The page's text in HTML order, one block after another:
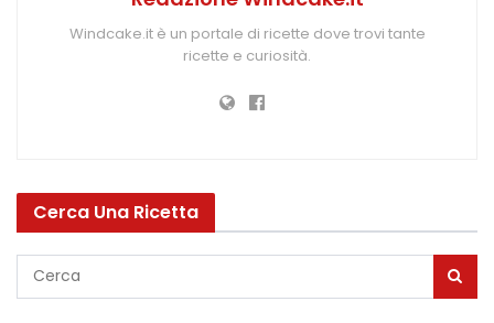
Windcake.it è un portale di ricette dove trovi tante
ricette e curiosità.
Cerca Una Ricetta